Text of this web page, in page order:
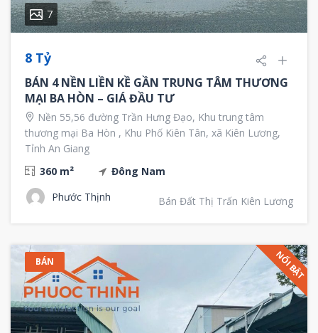
7
8 Tỷ
BÁN 4 NỀN LIỀN KỀ GẦN TRUNG TÂM THƯƠNG
MẠI BA HÒN – GIÁ ĐẦU TƯ
Nền 55,56 đường Trần Hưng Đạo, Khu trung tâm
thương mại Ba Hòn , Khu Phố Kiên Tân, xã Kiên Lương,
Tỉnh An Giang
360 m²
Đông Nam
Phước Thịnh
Bán Đất Thị Trấn Kiên Lương
BÁN NỔI BẬT